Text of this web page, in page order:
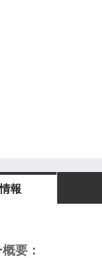
報
要：